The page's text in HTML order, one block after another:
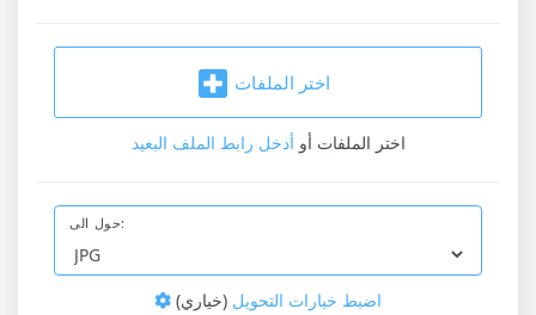
اختر الملفات
اختر الملفات أو أدخل رابط الملف البعيد
حول الى:
اضبط خيارات التحويل (خياري)